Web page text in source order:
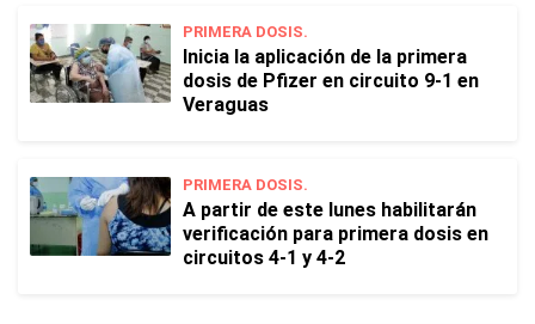
PRIMERA DOSIS.
Inicia la aplicación de la primera
dosis de Pfizer en circuito 9-1 en
Veraguas
PRIMERA DOSIS.
A partir de este lunes habilitarán
verificación para primera dosis en
circuitos 4-1 y 4-2